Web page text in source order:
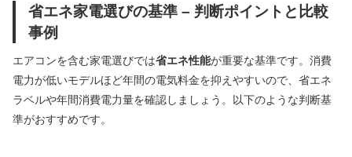
省エネ家電選びの基準 – 判断ポイントと比較
事例
エアコンを含む家電選びでは省エネ性能が重要な基準です。消費
電力が低いモデルほど年間の電気料金を抑えやすいので、省エネ
ラベルや年間消費電力量を確認しましょう。以下のような判断基
準がおすすめです。